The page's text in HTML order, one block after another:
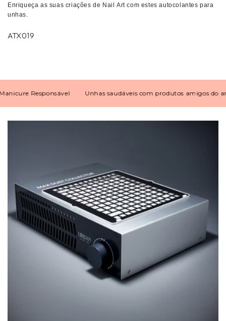
Enriqueça as suas criações de Nail Artcom estesautocolantes para
unhas.
ATX019
Responsável Unhas saudáveis com produtos amigos do